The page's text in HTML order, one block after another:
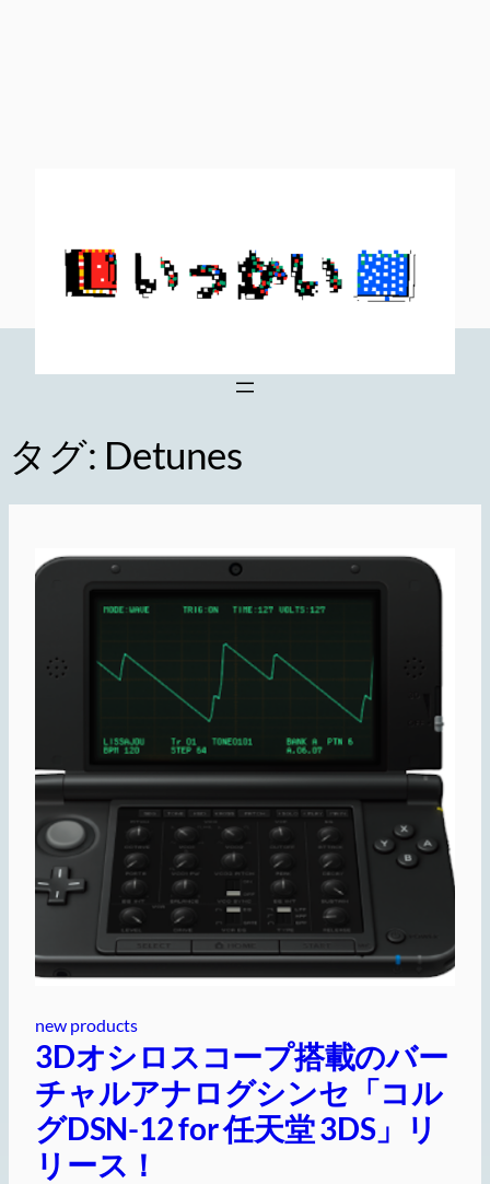
タグ: Detunes
new products
3Dオシロスコープ搭載のバー
チャルアナログシンセ「コル
グDSN-12 for 任天堂 3DS」リ
リース！